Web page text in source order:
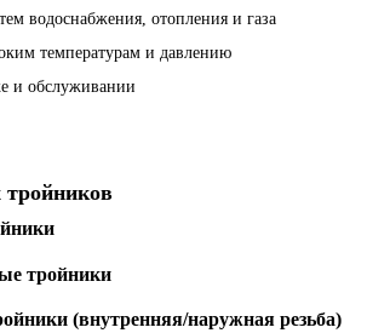
водоснабжения, отопления и газа
температурам и давлению
и обслуживании
тройники
(внутренняя/наружная резьба)